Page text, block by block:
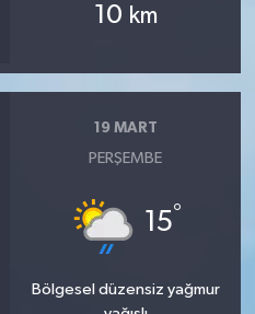
10 km
19 MART
PERŞEMBE
15°
Bölgesel düzensiz yağmur